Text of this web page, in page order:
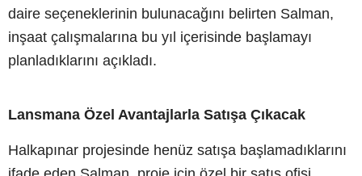
daire seçeneklerinin bulunacağını belirten Salman,
inşaat çalışmalarına bu yıl içerisinde başlamayı
planladıklarını açıkladı.
Lansmana Özel Avantajlarla Satışa Çıkacak
Halkapınar projesinde henüz satışa başlamadıklarını